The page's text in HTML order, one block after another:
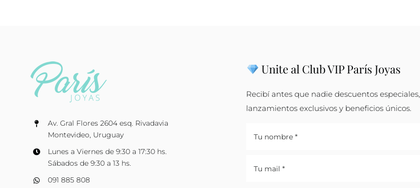
Av. Gral Flores 2604 esq. Rivadavia
Montevideo, Uruguay
Lunes a Viernes de 9:30 a 17:30 hs.
Sábados de 9:30 a 13 hs.
091 885 808
Unite al Club VIP París Joyas
Recibí antes que nadie descuentos especiales,
lanzamientos exclusivos y beneficios únicos.